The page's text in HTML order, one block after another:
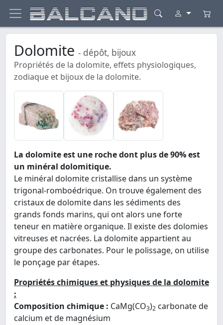
Dolomite - dépôt, bijoux
Propriétés de la dolomite, effets physiologiques,
zodiaque et bijoux de la dolomite.
La dolomite est une roche dont plus de 90% est
un minéral dolomitique.
Le minéral dolomite cristallise dans un système
trigonal-romboédrique. On trouve également des
cristaux de dolomite dans les sédiments des
grands fonds marins, qui ont alors une forte
teneur en matière organique. Il existe des dolomies
vitreuses et nacrées. La dolomite appartient au
groupe des carbonates. Pour le polissage, on utilise
le ponçage par étapes.
Propriétés chimiques et physiques de la dolomite
:
Composition chimique : CaMg(CO3)2 carbonate de
calcium et de magnésium